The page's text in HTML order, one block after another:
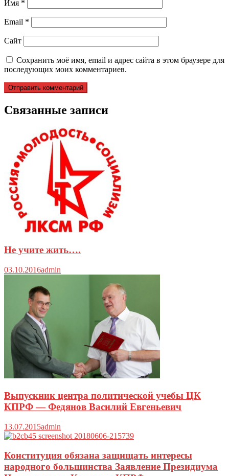
Имя *
Email *
Сайт
Сохранить моё имя, email и адрес сайта в этом браузере для
последующих моих комментариев.
Связанные записи
Не учите жить….
03.10.2016admin
Выпускник центра политической учебы ЦК
КПРФ — Федянов Василий Евгеньевич
13.07.2015admin
Конституция обязана защищать интересы
народного большинства Заявление Президиума